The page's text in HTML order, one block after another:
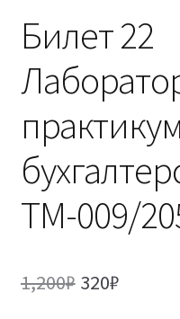
Билет 22
ТМ-009/
1,200₽ 320₽